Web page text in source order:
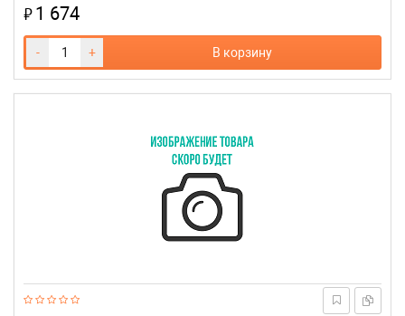
₽1 674
- + В корзину